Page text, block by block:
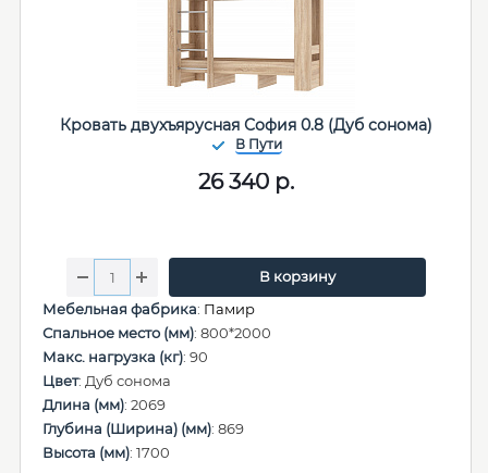
Кровать двухъярусная София 0.8 (Дуб сонома)
26 340 р.
В корзину
Мебельная фабрика: Памир
Спальное место (мм): 800*2000
Макс. нагрузка (кг): 90
Цвет: Дуб сонома
Длина (мм): 2069
Глубина (Ширина) (мм): 869
Высота (мм): 1700